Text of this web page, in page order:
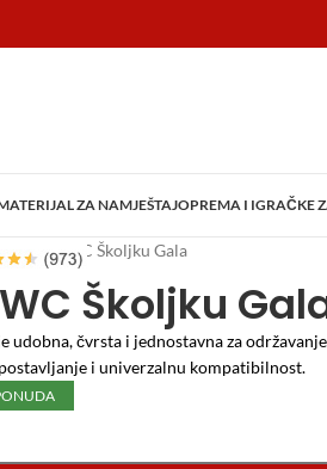
ZA NAMJEŠTAJOPREMA I IGRAČKE
za WC Školjku Gala
Školjku
udobna, čvrsta i jednostavna za
i univerzalnu kompatibilnost.